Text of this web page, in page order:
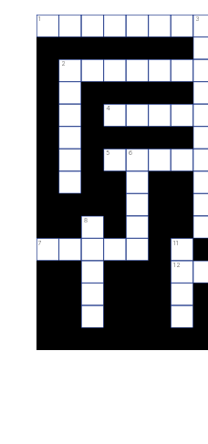
1 3
2
4
5 6
8
7 11
12